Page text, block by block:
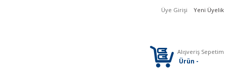
Üye Girişi Yeni Üyelik
Alışveriş Sepetim
Ürün -